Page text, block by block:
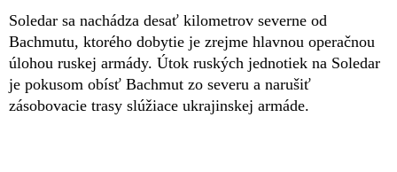
Soledar sa nachádza desať kilometrov severne od
Bachmutu, ktorého dobytie je zrejme hlavnou operačnou
úlohou ruskej armády. Útok ruských jednotiek na Soledar
je pokusom obísť Bachmut zo severu a narušiť
zásobovacie trasy slúžiace ukrajinskej armáde.